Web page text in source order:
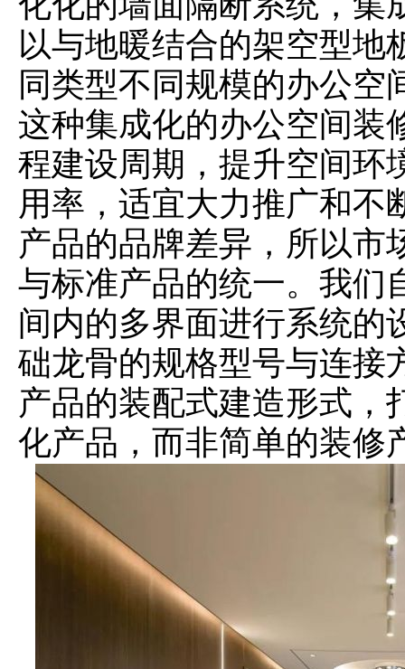
以与地暖结合的架空型地
同类型不同规模的办公空
这种集成化的办公空间装
程建设周期，提升空间环
用率，适宜大力推广和不
产品的品牌差异，所以市
与标准产品的统一。我们
间内的多界面进行系统的
础龙骨的规格型号与连接
产品的装配式建造形式，
化产品，而非简单的装修